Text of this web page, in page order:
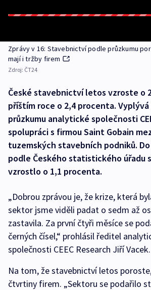
Zprávy v 16: Stavebnictví podle průzkumu
mají i tržby firem
Zdroj: ČT24
České stavebnictví letos vzroste o
příštím roce o 2,4 procenta.
průzkumu analytické společnosti
spolupráci s firmou Saint Gobain
tuzemských stavebních podniků.
podle Českého statistického úřadu
vzrostlo o 1,1 procenta.
„Dobrou zprávou je, že krize, která
sektor jsme viděli padat o sedm až
zastavila. Za první čtyři měsíce se
černých čísel,“ prohlásil ředitel
společnosti CEEC Research Jiří Vacek.
Na tom, že stavebnictví letos
čtvrtiny firem. „Sektoru se podařilo